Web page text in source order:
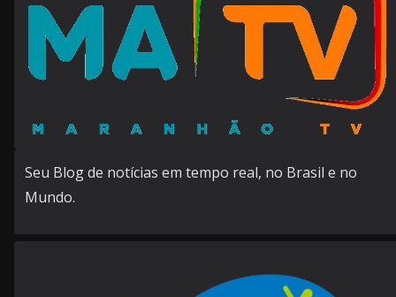
Seu Blog de notícias em tempo real, no Brasil e no
Mundo.